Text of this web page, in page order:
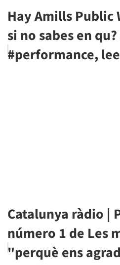
Hay Amills Public
si no sabes en
#performance, lee
Catalunya ràdio |
número 1 de Les
"perquè ens